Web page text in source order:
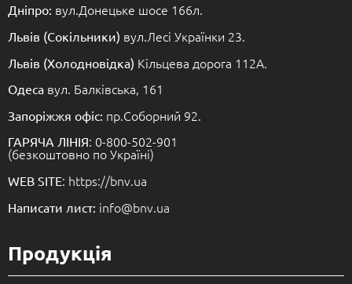
Дніпро: вул.Донецьке шосе 166л.
Львів (Сокільники) вул.Лесі Українки 23.
Львів (Холодновідка) Кільцева дорога 112А.
Одеса вул. Балківська, 161
Запоріжжя офіс: пр.Соборний 92.
ГАРЯЧА ЛІНІЯ: 0-800-502-901
(безкоштовно по Україні)
WEB SITE: https://bnv.ua
Написати лист: info@bnv.ua
Продукція